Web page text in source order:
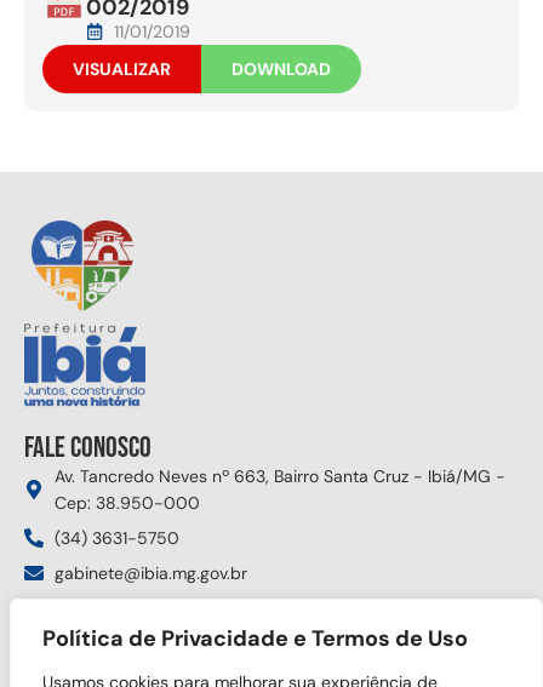
Política de Privacidade e Termos de Uso
Usamos cookies para melhorar sua experiência de
002/2019
11/01/2019
VISUALIZAR
DOWNLOAD
Fale conosco
Av. Tancredo Neves nº 663, Bairro Santa Cruz - Ibiá/MG -
Cep: 38.950-000
(34) 3631-5750
gabinete@ibia.mg.gov.br